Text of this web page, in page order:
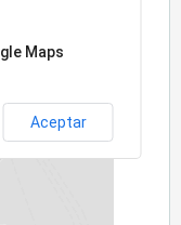
encontrada.
Maps
Aceptar